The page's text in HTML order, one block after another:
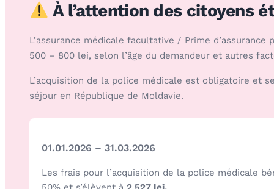
À l’attention des citoyens
L’assurance médicale facultative / Prime
500 – 800 lei, selon l’âge du demandeur et autres
L’acquisition de la police médicale est obligatoire et
séjour en République de Moldavie.
01.01.2026 – 31.03.2026
Les frais pour l’acquisition de la police médicale